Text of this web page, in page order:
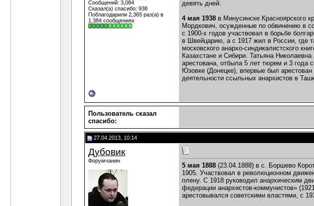
Сообщений: 3,084
Сказал(а) спасибо: 938
Поблагодарили 2,365 раз(а) в
1,384 сообщениях
девять дней.
4 мая 1938 в Минусинске Красноярского
Мордкович, осужденные по обвинению в
с 1900-х годов участвовал в борьбе
в Швейцарию, а с 1917 жил в России, где
московского анархо-синдикалистского
Казахстане и Сибири. Татьяна
арестована, отбыла 5 лет тюрем и 3 года
Юзовке (Донецке), впервые был
деятельности ссыльных анархистов в
Пользователь сказал
cпасибо:
27.04.2013, 10:14
Дубовик
Форумчанин
5 мая 1888 (23.04.1888) в с. Боршево
1905. Участвовал в революционном
плену. С 1918 руководил анархическим
федерации анархистов-коммунистов»
арестовывался советскими властями, с